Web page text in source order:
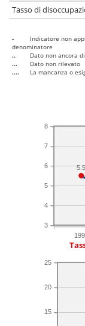
Tasso di
-
Indicatore non
denominatore
..
Dato non ancora
...
Dato non rilevato
....
La mancanza o
3
4
5
6
7
8
15
20
25